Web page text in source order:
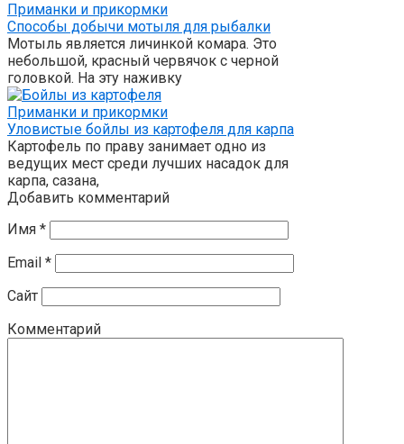
Приманки и прикормки
Способы добычи мотыля для рыбалки
Мотыль является личинкой комара. Это
небольшой, красный червячок с черной
головкой. На эту наживку
Приманки и прикормки
Уловистые бойлы из картофеля для карпа
Картофель по праву занимает одно из
ведущих мест среди лучших насадок для
карпа, сазана,
Добавить комментарий
Имя *
Email *
Сайт
Комментарий